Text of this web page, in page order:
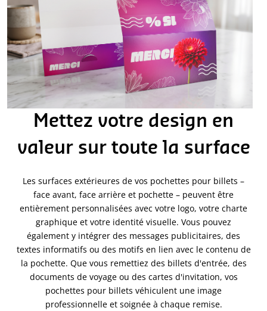
Mettez votre design en
valeur sur toute la surface
Les surfaces extérieures de vos pochettes pour billets –
face avant, face arrière et pochette – peuvent être
entièrement personnalisées avec votre logo, votre charte
graphique et votre identité visuelle. Vous pouvez
également y intégrer des messages publicitaires, des
textes informatifs ou des motifs en lien avec le contenu de
la pochette. Que vous remettiez des billets d'entrée, des
documents de voyage ou des cartes d'invitation, vos
pochettes pour billets véhiculent une image
professionnelle et soignée à chaque remise.